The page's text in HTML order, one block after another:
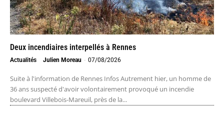
Deux incendiaires interpellés à Rennes
Actualités Julien Moreau - 07/08/2026
Suite à l'information de Rennes Infos Autrement hier, un homme de
36 ans suspecté d'avoir volontairement provoqué un incendie
boulevard Villebois-Mareuil, près de la...